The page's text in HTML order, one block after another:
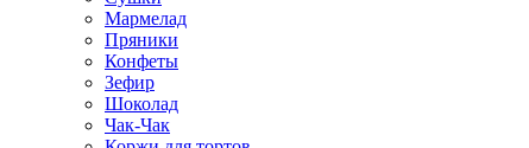
Мармелад
Пряники
Конфеты
Зефир
Шоколад
Чак-Чак